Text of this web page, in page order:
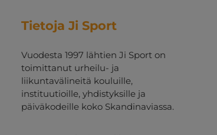
Tietoja Ji Sport
Vuodesta 1997 lähtien Ji Sport on
toimittanut urheilu- ja
liikuntavälineitä kouluille,
instituutioille, yhdistyksille ja
päiväkodeille koko Skandinaviassa.